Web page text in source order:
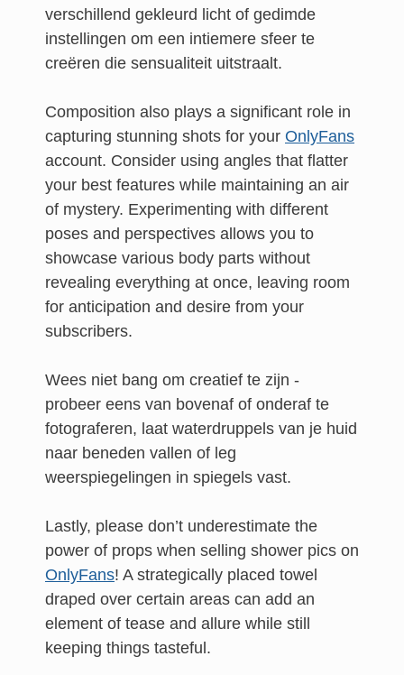
verschillend gekleurd licht of gedimde
instellingen om een intiemere sfeer te
creëren die sensualiteit uitstraalt.
Composition also plays a significant role in
capturing stunning shots for your OnlyFans
account. Consider using angles that flatter
your best features while maintaining an air
of mystery. Experimenting with different
poses and perspectives allows you to
showcase various body parts without
revealing everything at once, leaving room
for anticipation and desire from your
subscribers.
Wees niet bang om creatief te zijn -
probeer eens van bovenaf of onderaf te
fotograferen, laat waterdruppels van je huid
naar beneden vallen of leg
weerspiegelingen in spiegels vast.
Lastly, please don’t underestimate the
power of props when selling shower pics on
OnlyFans! A strategically placed towel
draped over certain areas can add an
element of tease and allure while still
keeping things tasteful.